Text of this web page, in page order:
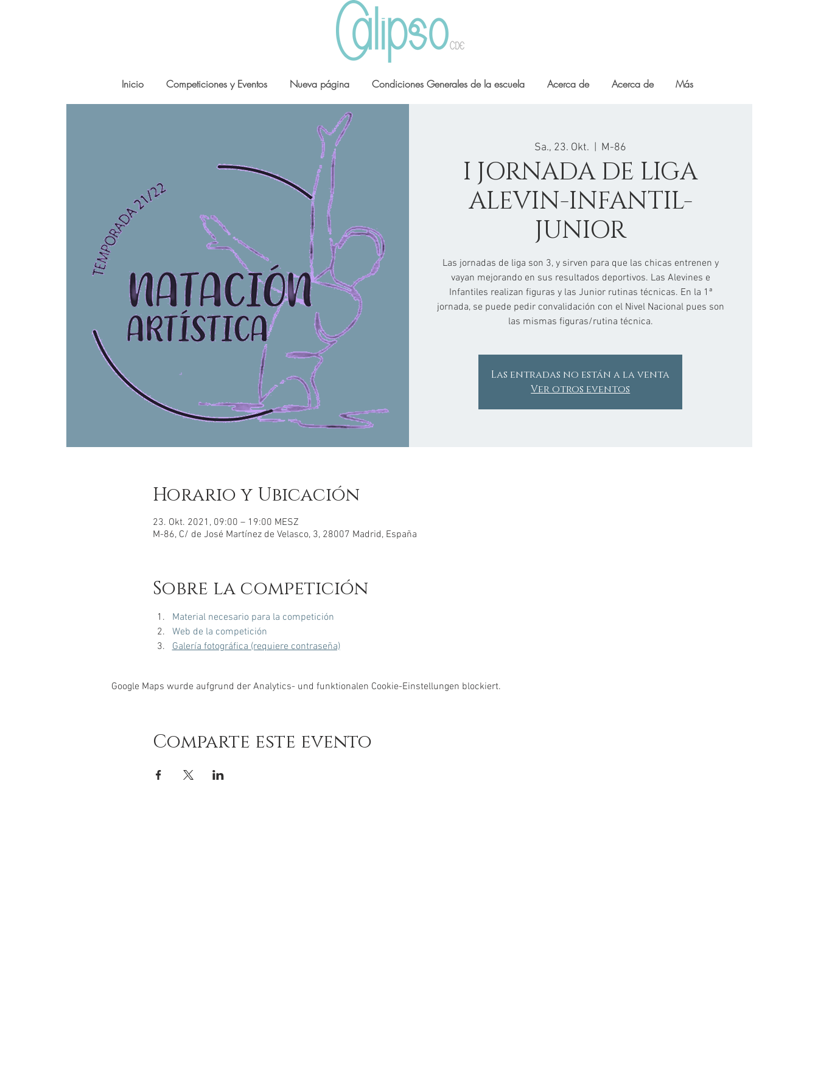
Inicio Competiciones y Eventos Nueva página Condiciones Generales de la escuela Acerca de Acerca de Más
Sa., 23. Okt.
  |
M-86
I JORNADA DE LIGA
ALEVIN-INFANTIL-
JUNIOR
Las jornadas de liga son 3, y sirven para que las chicas entrenen y
vayan mejorando en sus resultados deportivos. Las Alevines e
Infantiles realizan figuras y las Junior rutinas técnicas. En la 1ª
jornada, se puede pedir convalidación con el Nivel Nacional pues son
las mismas figuras/rutina técnica.
Las entradas no están a la venta
Ver otros eventos
Horario y Ubicación
23. Okt. 2021, 09:00 – 19:00 MESZ
M-86, C/ de José Martínez de Velasco, 3, 28007 Madrid, España
Sobre la competición
Material necesario para la competición
Web de la competición
Galería fotográfica (requiere contraseña)
Google Maps wurde aufgrund der Analytics- und funktionalen Cookie-Einstellungen blockiert.
Comparte este evento